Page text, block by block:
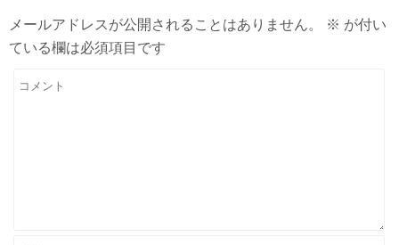
メールアドレスが公開されることはありません。 ※ が付い
ている欄は必須項目です